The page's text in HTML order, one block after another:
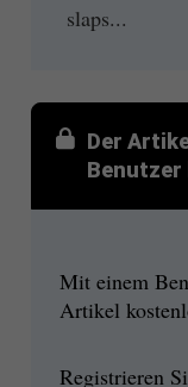
slaps...
Der
Mit einem
Artikel
Registrieren